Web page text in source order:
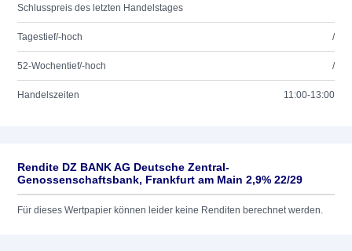
Schlusspreis des letzten Handelstages
Tagestief/-hoch /
52-Wochentief/-hoch /
Handelszeiten 11:00-13:00
Rendite DZ BANK AG Deutsche Zentral-
Genossenschaftsbank, Frankfurt am Main 2,9% 22/29
Für dieses Wertpapier können leider keine Renditen berechnet werden.